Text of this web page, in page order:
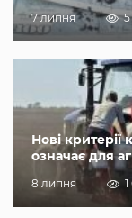
7 липня
Нові
означає для
8 липня